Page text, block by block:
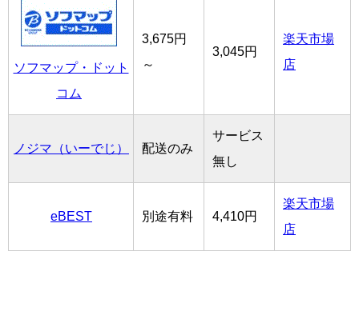
ソフマップ・ドット
コム
3,675円
～
3,045円
楽天市場
店
ノジマ（いーでじ） 配送のみ
サービス
無し
eBEST 別途有料 4,410円
楽天市場
店